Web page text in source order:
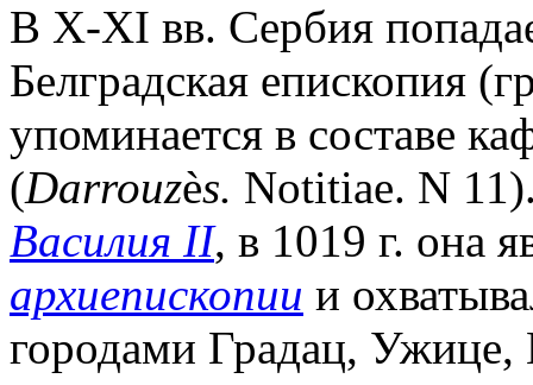
В X-XI вв. Сербия
Белградская епископия
упоминается в составе
(Darrouzès. Notitiae. N
Василия II, в 1019 г. она
архиепископии и
городами Градац, Ужице,